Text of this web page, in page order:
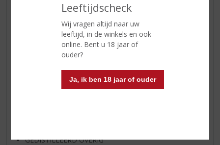
Leeftijdscheck
Wij vragen altijd naar uw
leeftijd, in de winkels en ook
online. Bent u 18 jaar of
ouder?
Ja, ik ben 18 jaar of ouder
WHISKY VAN DE MAAND
RUM VAN DE MAAND
BIER VAN DE MAAND
SPIRIT VAN DE MAAND
EXCLUSIEF TOPSLIJTER
GEDISTILLEERD OVERIG